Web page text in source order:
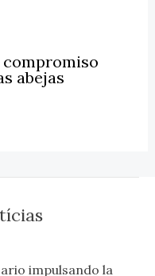
abejas
impulsando la